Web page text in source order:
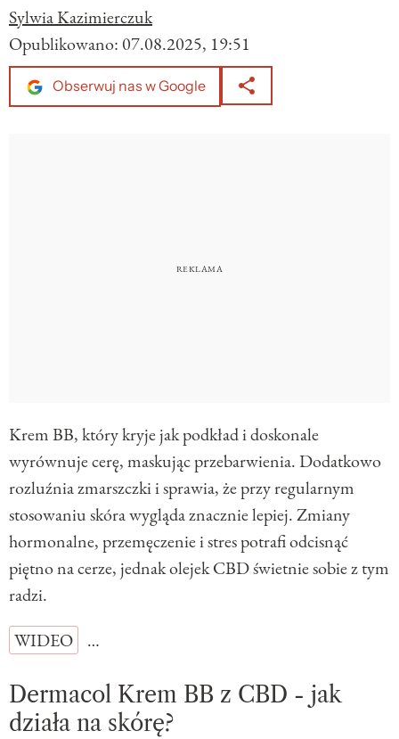
Sylwia Kazimierczuk
Opublikowano: 07.08.2025, 19:51
Obserwuj nas w Google
Krem BB, który kryje jak podkład i doskonale
wyrównuje cerę, maskując przebarwienia. Dodatkowo
rozluźnia zmarszczki i sprawia, że przy regularnym
stosowaniu skóra wygląda znacznie lepiej. Zmiany
hormonalne, przemęczenie i stres potrafi odcisnąć
piętno na cerze, jednak olejek CBD świetnie sobie z tym
radzi.
WIDEO
…
Dermacol Krem BB z CBD - jak
działa na skórę?